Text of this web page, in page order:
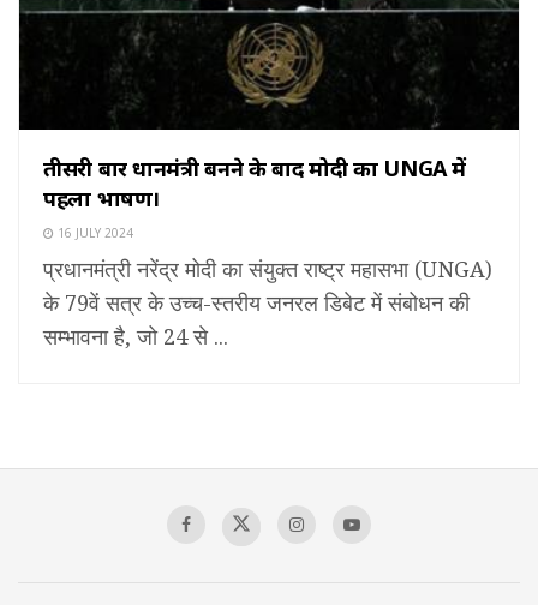
तीसरी बार प्रधानमंत्री बनने के बाद मोदी का UNGA में
पहला भाषण।
16 JULY 2024
प्रधानमंत्री नरेंद्र मोदी का संयुक्त राष्ट्र महासभा (UNGA)
के 79वें सत्र के उच्च-स्तरीय जनरल डिबेट में संबोधन की
सम्भावना है, जो 24 से ...